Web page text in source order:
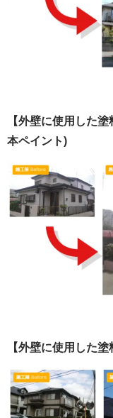
【外壁に使用した
本ペイント)
【外壁に使用した塗